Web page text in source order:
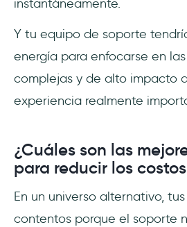
instantáneamente.
Y tu equipo de soporte
energía para enfocarse en
complejas y de alto impacto
experiencia realmente
¿Cuáles son las
para reducir los
En un universo alternativo,
contentos porque el soporte